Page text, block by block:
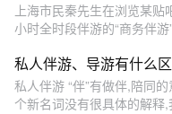
上海市民秦先生在浏览某
小时全时段伴游的“商务伴
私人伴游、导游有什么
私人伴游 “伴”有做伴,陪同
个新名词没有很具体的解释